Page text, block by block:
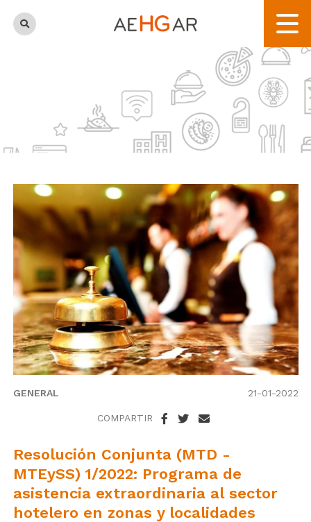
GENERAL 21-01-2022
COMPARTIR
Resolución Conjunta (MTD -
MTEySS) 1/2022: Programa de
asistencia extraordinaria al sector
hotelero en zonas y localidades